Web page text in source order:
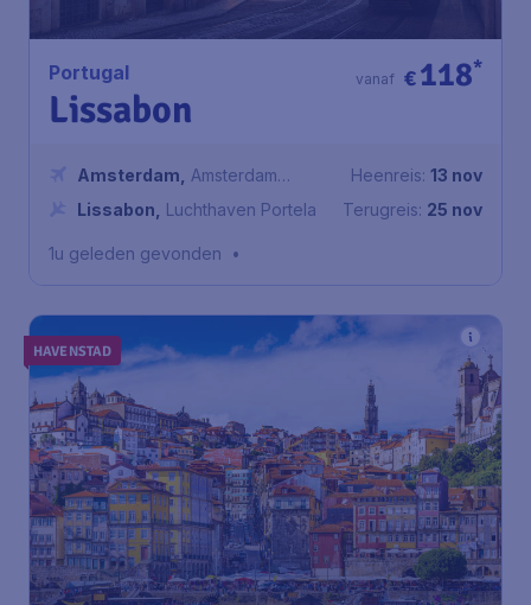
Portugal
Lissabon
€118*
vanaf
Amsterdam
Amsterdam
Airport Schiphol
Lissabon Luchthaven Portela
Heenreis: 13 nov
Terugreis: 25 nov
1u geleden gevonden •
HAVENSTAD
Portugal
Porto
€124*
vanaf